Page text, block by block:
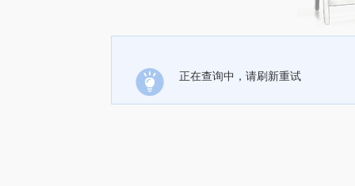
正在查询中，请刷新重试